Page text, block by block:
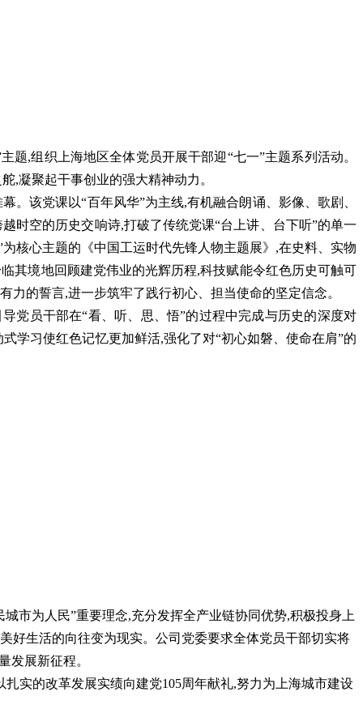
题,组织上海地区全体党员开展干部迎“七一”主题系列活动。
,凝聚起干事创业的强大精神动力。
。该党课以“百年风华”为主线,有机融合朗诵、影像、歌剧、
时空的历史交响诗,打破了传统党课“台上讲、台下听”的单一
核心主题的《中国工运时代先锋人物主题展》,在史料、实物
其境地回顾建党伟业的光辉历程,科技赋能令红色历史可触可
的誓言,进一步筑牢了践行初心、担当使命的坚定信念。
党员干部在“看、听、思、悟”的过程中完成与历史的深度对
学习使红色记忆更加鲜活,强化了对“初心如磐、使命在肩”的
市为人民”重要理念,充分发挥全产业链协同优势,积极投身上
好生活的向往变为现实。公司党委要求全体党员干部切实将
发展新征程。
实的改革发展实绩向建党105周年献礼,努力为上海城市建设